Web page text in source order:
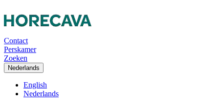
Contact
Perskamer
Zoeken
Nederlands
English
Nederlands